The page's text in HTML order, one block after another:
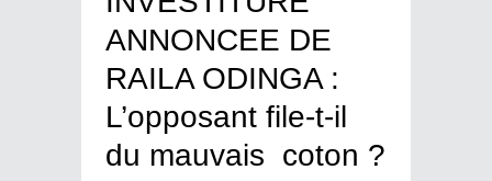
ANNONCEE DE
RAILA ODINGA :
L’opposant file-t-il
du mauvais coton ?